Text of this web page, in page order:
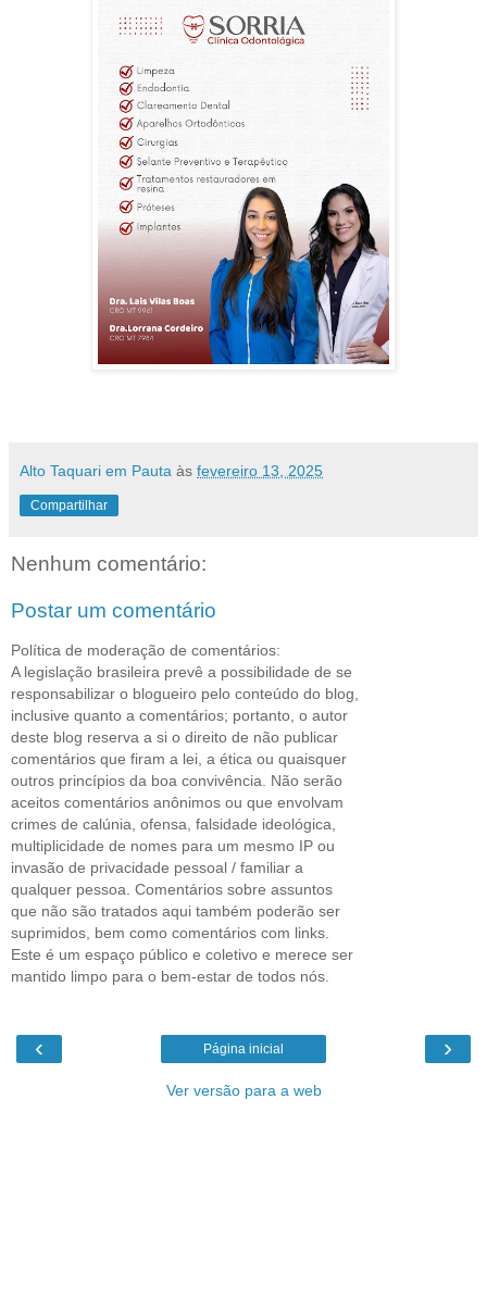
Alto Taquari em Pauta às fevereiro 13, 2025
Compartilhar
Nenhum comentário:
Postar um comentário
Política de moderação de comentários:
A legislação brasileira prevê a possibilidade de se
responsabilizar o blogueiro pelo conteúdo do blog,
inclusive quanto a comentários; portanto, o autor
deste blog reserva a si o direito de não publicar
comentários que firam a lei, a ética ou quaisquer
outros princípios da boa convivência. Não serão
aceitos comentários anônimos ou que envolvam
crimes de calúnia, ofensa, falsidade ideológica,
multiplicidade de nomes para um mesmo IP ou
invasão de privacidade pessoal / familiar a
qualquer pessoa. Comentários sobre assuntos
que não são tratados aqui também poderão ser
suprimidos, bem como comentários com links.
Este é um espaço público e coletivo e merece ser
mantido limpo para o bem-estar de todos nós.
‹ ›
Página inicial
Ver versão para a web